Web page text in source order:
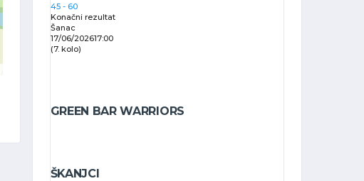
45 - 60
Konačni rezultat
Šanac
17/06/202617:00
(7. kolo)
GREEN BAR WARRIORS
ŠKANJCI